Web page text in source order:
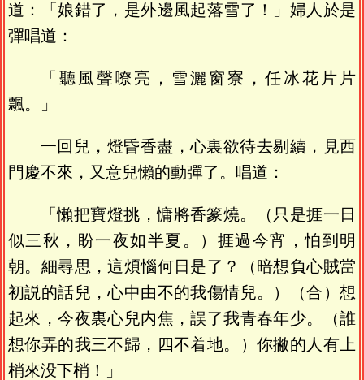
道：「娘錯了，是外邊風起落雪了！」婦人於是
彈唱道：
「聽風聲嘹亮，雪灑窗寮，任冰花片片
飄。」
一回兒，燈昏香盡，心裏欲待去剔續，見西
門慶不來，又意兒懶的動彈了。唱道：
「懶把寶燈挑，慵將香篆燒。（只是捱一日
似三秋，盼一夜如半夏。）捱過今宵，怕到明
朝。細尋思，這煩惱何日是了？（暗想負心賊當
初説的話兒，心中由不的我傷情兒。）（合）想
起來，今夜裏心兒内焦，誤了我青春年少。（誰
想你弄的我三不歸，四不着地。）你撇的人有上
梢來没下梢！」